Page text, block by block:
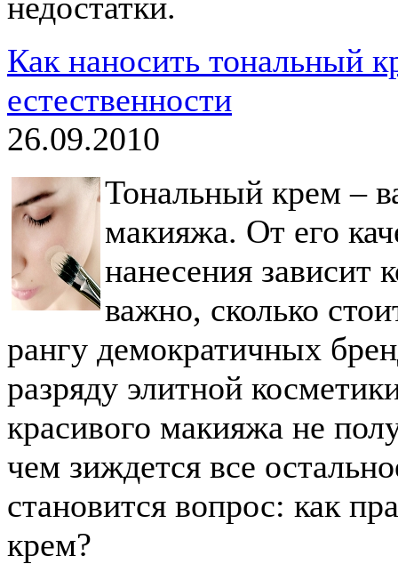
Как наносить тональный
естественности
26.09.2010
Тональный крем –
макияжа. От его
нанесения зависит
важно, сколько
рангу демократичных
разряду элитной
красивого макияжа не
чем зиждется все
становится вопрос: как
крем?